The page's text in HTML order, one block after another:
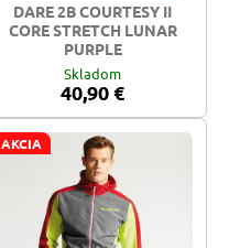
DARE 2B COURTESY II
CORE STRETCH LUNAR
PURPLE
Skladom
40,90 €
AKCIA